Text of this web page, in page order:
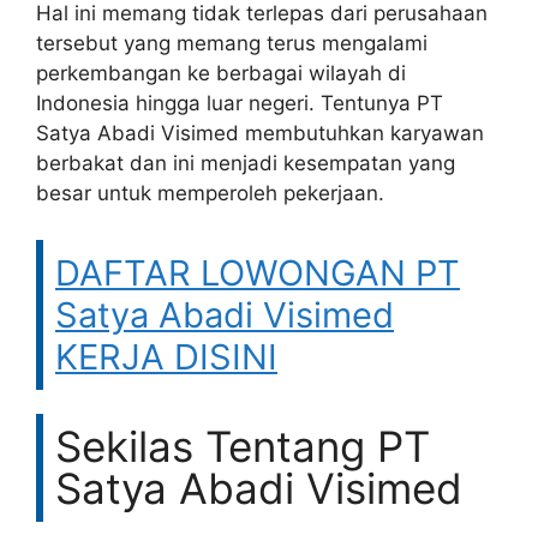
Hal ini memang tidak terlepas dari perusahaan
tersebut yang memang terus mengalami
perkembangan ke berbagai wilayah di
Indonesia hingga luar negeri. Tentunya PT
Satya Abadi Visimed membutuhkan karyawan
berbakat dan ini menjadi kesempatan yang
besar untuk memperoleh pekerjaan.
DAFTAR LOWONGAN PT
Satya Abadi Visimed
KERJA DISINI
Sekilas Tentang PT
Satya Abadi Visimed